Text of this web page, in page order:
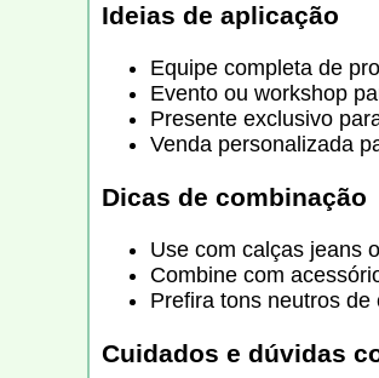
Ideias de aplicação
Equipe completa de
Evento ou workshop
Presente exclusivo
Venda personalizada
Dicas de combinação
Use com calças jeans
Combine com
Prefira tons neutros
Cuidados e dúvidas